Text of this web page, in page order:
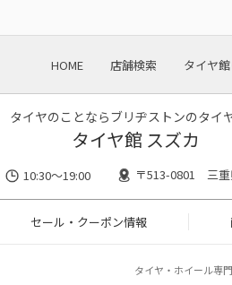
HOME 店舗検索 タイヤ
タイヤのことならブリヂストンのタイ
タイヤ館 スズカ
10:30～19:00 〒513-0801 三重
セール・クーポン情報
タイヤ・ホイール専